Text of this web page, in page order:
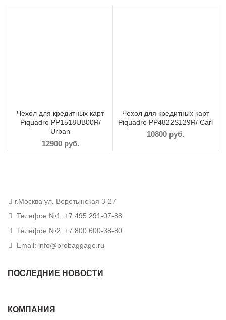
Чехол для кредитных карт
Piquadro PP1518UB00R/
Urban
12900руб.
Чехол для кредитных карт
Piquadro PP4822S129R/ Carl
10800 руб.
г.Москва ул. Воротынская 3-27
Телефон №1: +7 495 291-07-88
Телефон №2: +7 800 600-38-80
Email: info@probaggage.ru
ПОСЛЕДНИЕ НОВОСТИ
КОМПАНИЯ